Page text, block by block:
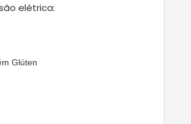
elétrica:
Glúten